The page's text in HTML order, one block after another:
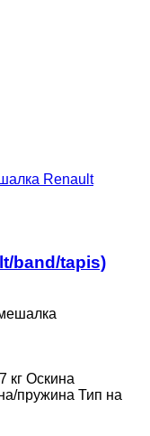
Renault
band/tapis)
кг Оскина
пружина Тип на